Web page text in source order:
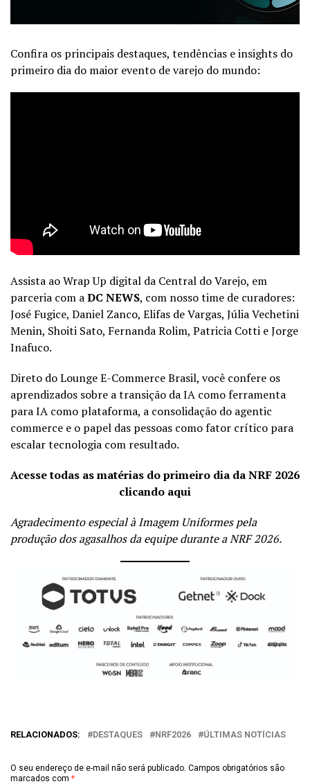
Confira os principais destaques, tendências e insights do
primeiro dia do maior evento de varejo do mundo:
Assista ao Wrap Up digital da Central do Varejo, em
parceria com aDC NEWS, com nosso time de curadores:
José Fugice, Daniel Zanco, Elifas de Vargas, Júlia Vechetini
Menin, Shoiti Sato, Fernanda Rolim, Patricia Cotti e Jorge
Inafuco.
Direto do Lounge E-Commerce Brasil, você confere os
aprendizados sobre a transição da IA como ferramenta
para IA como plataforma, a consolidação do agentic
commerce e o papel das pessoas como fator crítico para
escalar tecnologia com resultado.
Acesse todas as matérias do primeiro dia da NRF 2026
clicando aqui
Agradecimento especial àImagem Uniformespela
produção dos agasalhos da equipe durante a NRF 2026.
RELACIONADOS: DESTAQUES NRF2026 ÚLTIMAS NOTÍCIAS
O seu endereço de e-mail não será publicado. Campos obrigatórios são
marcados com *